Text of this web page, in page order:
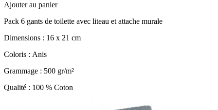
Ajouter au panier
Pack 6 gants de toilette avec liteau et attache murale
Dimensions : 16 x 21 cm
Coloris : Anis
Grammage : 500 gr/m²
Qualité : 100 % Coton